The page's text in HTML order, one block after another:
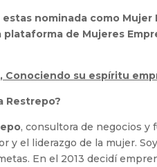
nominada como Mujer
de Mujeres
Conociendo su espíritu
Restrepo?
, consultora de negocios y
y el liderazgo de la mujer.
En el 2013 decidí